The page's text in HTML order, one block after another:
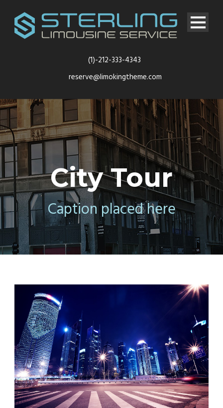
(1)-212-333-4343
reserve@limokingtheme.com
City Tour
Caption placed here